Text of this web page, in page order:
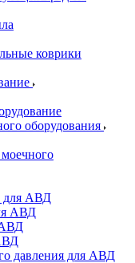
коврики
оборудования
для АВД
АВД
давления для АВД